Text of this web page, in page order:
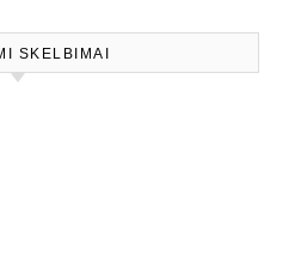
SKELBIMAI